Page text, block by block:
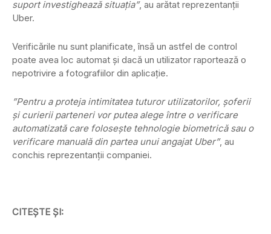
suport investighează situaţia”, au arătat reprezentanţii
Uber.
Verificările nu sunt planificate, însă un astfel de control
poate avea loc automat şi dacă un utilizator raportează o
nepotrivire a fotografiilor din aplicaţie.
”Pentru a proteja intimitatea tuturor utilizatorilor, şoferii
şi curierii parteneri vor putea alege între o verificare
automatizată care foloseşte tehnologie biometrică sau o
verificare manuală din partea unui angajat Uber”, au
conchis reprezentanţii companiei.
CITEŞTE ŞI: